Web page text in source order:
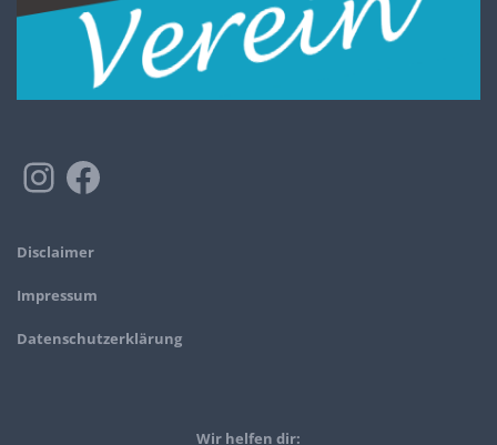
Disclaimer
Impressum
Datenschutzerklärung
Wir helfen dir: